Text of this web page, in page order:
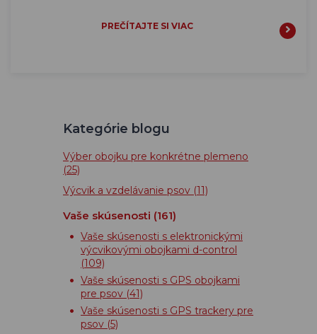
PREČÍTAJTE SI VIAC
Kategórie blogu
Výber obojku pre konkrétne plemeno
(25)
Výcvik a vzdelávanie psov (11)
Vaše skúsenosti (161)
Vaše skúsenosti s elektronickými
výcvikovými obojkami d-control
(109)
Vaše skúsenosti s GPS obojkami
pre psov (41)
Vaše skúsenosti s GPS trackery pre
psov (5)